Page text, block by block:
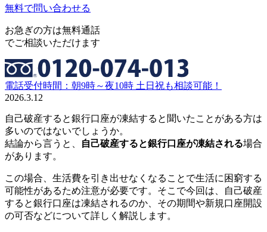
無料で問い合わせる
お急ぎの方は無料通話
でご相談いただけます
電話受付時間：朝9時～夜10時 土日祝も相談可能！
2026.3.12
自己破産すると銀行口座が凍結すると聞いたことがある方は
多いのではないでしょうか。
結論から言うと、
自己破産すると銀行口座が凍結される場合
があります。
この場合、生活費を引き出せなくなることで生活に困窮する
可能性があるため注意が必要です。そこで今回は、自己破産
すると銀行口座は凍結されるのか、その期間や新規口座開設
の可否などについて詳しく解説します。